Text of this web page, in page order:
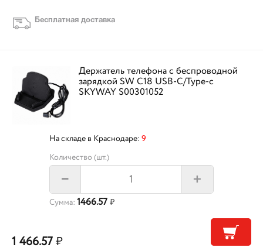
Бесплатная доставка
Держатель телефона с беспроводной
зарядкой SW C18 USB-C/Type-c
SKYWAY S00301052
На складе в Краснодаре: 9
Количество (шт.)
– +
Сумма: 1466.57 ₽
1 466.57₽